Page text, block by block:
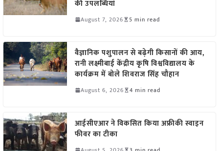
की उपलब्धियां
August 7, 2026 5 min read
वैज्ञानिक पशुपालन से बढ़ेगी किसानों की आय,
रानी लक्ष्मीबाई केंद्रीय कृषि विश्वविद्यालय के
कार्यक्रम में बोले शिवराज सिंह चौहान
August 6, 2026 4 min read
आईसीएआर ने विकसित किया अफ्रीकी स्वाइन
फीवर का टीका